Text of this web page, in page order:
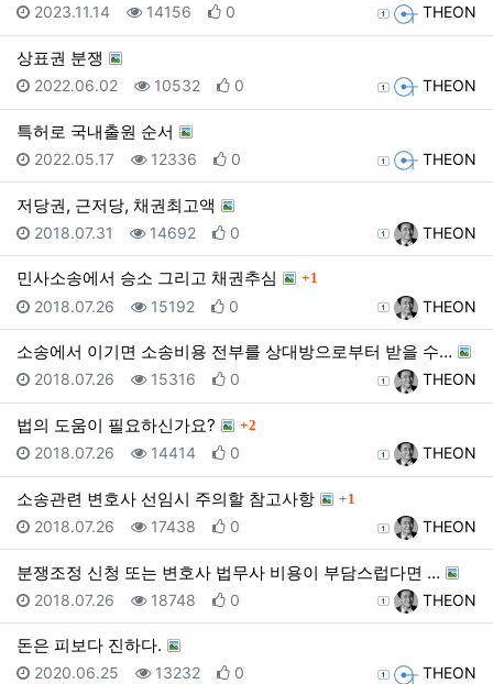
등록자 THEON
등록일
2023.11.14 조회
14156 추천
0
상표권 분쟁
등록자 THEON
등록일
2022.06.02 조회
10532 추천
0
특허로 국내출원 순서
등록자 THEON
등록일
2022.05.17 조회
12336 추천
0
저당권, 근저당, 채권최고액
등록자 THEON
등록일
2018.07.31 조회
14692 추천
0
민사소송에서 승소 그리고 채권추심 댓글
1
등록자 THEON
등록일
2018.07.26 조회
15192 추천
0
소송에서 이기면 소송비용 전부를 상대방으로부터 받을 수…
등록자 THEON
등록일
2018.07.26 조회
15316 추천
0
법의 도움이 필요하신가요? 댓글
2
등록자 THEON
등록일
2018.07.26 조회
14414 추천
0
소송관련 변호사 선임시 주의할 참고사항 댓글
1
등록자 THEON
등록일
2018.07.26 조회
17438 추천
0
분쟁조정 신청 또는 변호사 법무사 비용이 부담스럽다면 …
등록자 THEON
등록일
2018.07.26 조회
18748 추천
0
돈은 피보다 진하다.
등록자 THEON
등록일
2020.06.25 조회
13232 추천
0